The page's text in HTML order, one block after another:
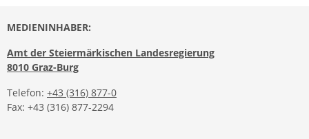
MEDIENINHABER:
Amt der Steiermärkischen Landesregierung
8010 Graz-Burg
Telefon: +43 (316) 877-0
Fax: +43 (316) 877-2294